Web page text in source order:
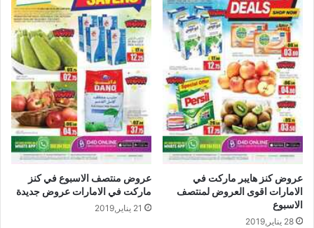
عروض كنز هايبر ماركت في
الامارات اقوى العروض لمنتصف
الاسبوع
28 يناير,2019
عروض منتصف الاسبوع في كنز
ماركت في الامارات عروض جديدة
21 يناير,2019